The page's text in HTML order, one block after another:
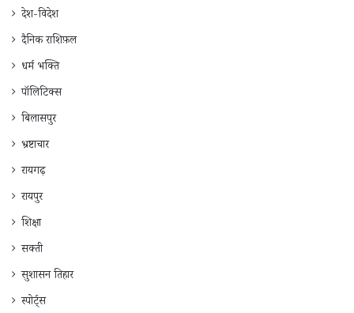
देश-विदेश
दैनिक राशिफ़ल
धर्म भक्ति
पॉलिटिक्स
बिलासपुर
भ्रष्टाचार
रायगढ़
रायपुर
शिक्षा
सक्ती
सुशासन तिहार
स्पोर्ट्स